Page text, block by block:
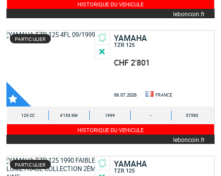
HISTORIQUE DU VEHICULE
leboncoin.fr
PARTICULIER YAMAHA
TZR 125
CHF 2'801
06.07.2026 FRANCE
125 CC 6'155 KM 1999 - 57380
HISTORIQUE DU VEHICULE
leboncoin.fr
PARTICULIER YAMAHA
TZR 125